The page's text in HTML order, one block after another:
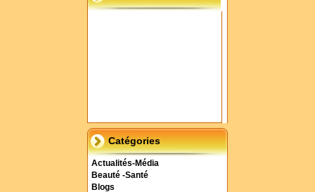
Catégories
Actualités-Média
Beauté -Santé
Blogs